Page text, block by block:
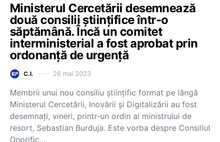
Ministerul Cercetării desemnează
două consilii științifice într-o
săptămână. Încă un comitet
interministerial a fost aprobat prin
ordonanță de urgență
C.I. 26 mai 2023
Membrii unui nou consiliu științific format pe lângă
Ministerul Cercetării, Inovării și Digitalizării au fost
desemnați, vineri, printr-un ordin al ministrului de
resort, Sebastian Burduja. Este vorba despre Consiliul
Onorific…